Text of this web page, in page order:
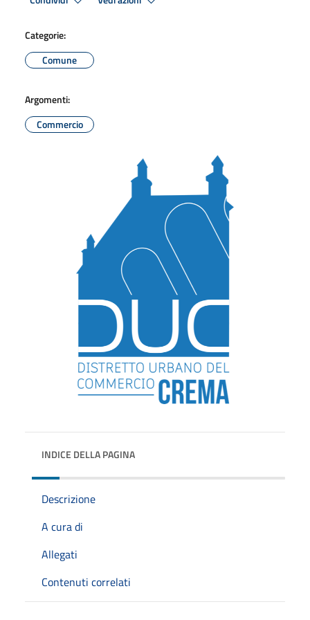
Categorie:
Comune
Argomenti:
Commercio
INDICE DELLA PAGINA
Descrizione
A cura di
Allegati
Contenuti correlati